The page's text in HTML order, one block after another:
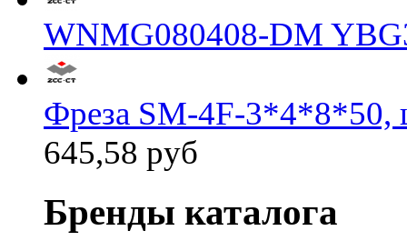
WNMG080408-DM
Фреза SM-4F-3*4*8*50,
645,58 руб
Бренды каталога